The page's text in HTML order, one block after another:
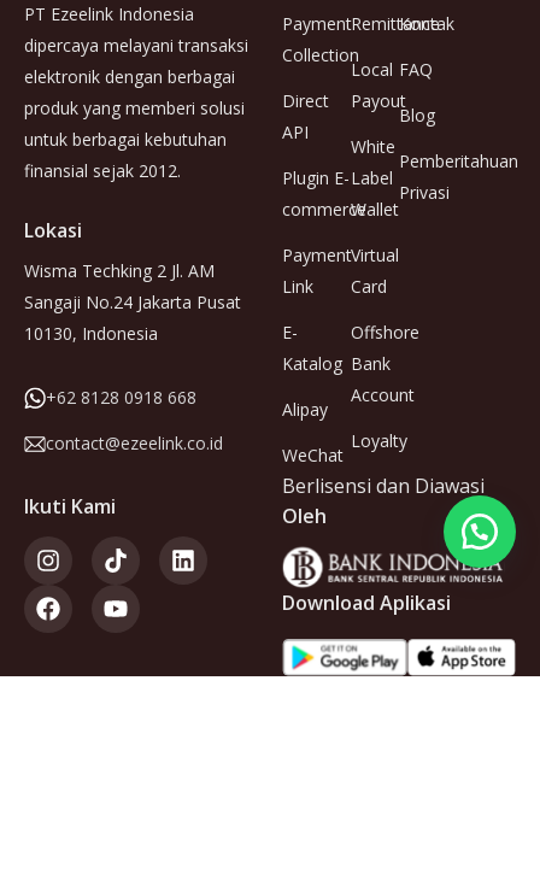
PT Ezeelink Indonesia
dipercaya melayani transaksi
elektronik dengan berbagai
produk yang memberi solusi
untuk berbagai kebutuhan
finansial sejak 2012.
Lokasi
Wisma Techking 2 Jl. AM
Sangaji No.24 Jakarta Pusat
10130, Indonesia
+62 8128 0918 668
contact@ezeelink.co.id
Ikuti Kami
Payment
Collection
Direct
API
Plugin E-
commerce
Payment
Link
E-
Katalog
Alipay
WeChat
Remittance
Local
Payout
White
Label
Wallet
Virtual
Card
Offshore
Bank
Account
Loyalty
Kontak
FAQ
Blog
Pemberitahuan
Privasi
Berlisensi dan Diawasi
Oleh
Download Aplikasi